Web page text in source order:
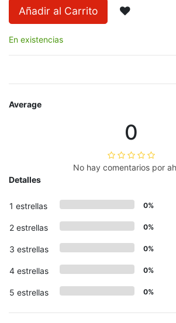
Añadir al Carrito
En existencias
Average
0
No hay comentarios por
Detalles
1 estrellas 0%
2 estrellas 0%
3 estrellas 0%
4 estrellas 0%
5 estrellas 0%